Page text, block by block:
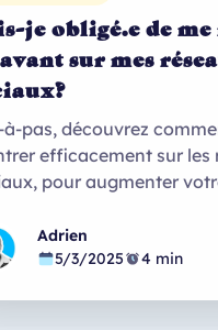
je obligé.e de
sur mes
à-pas, découvrez
efficacement sur les
pour augmenter
Adrien
5/3/2025
4 min